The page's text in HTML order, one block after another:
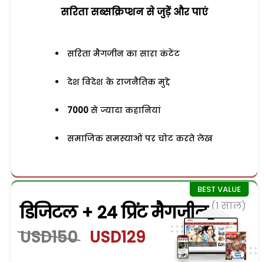
सरिता सब्सक्रिप्शन से जुड़ेें और पाएं
सरिता मैगजीन का सारा कंटेंट
देश विदेश के राजनैतिक मुद्दे
7000 से ज्यादा कहानियां
समाजिक समस्याओं पर चोट करते लेख
डिजिटल + 24 प्रिंट मैगजीन (1 साल)
USD150 USD129